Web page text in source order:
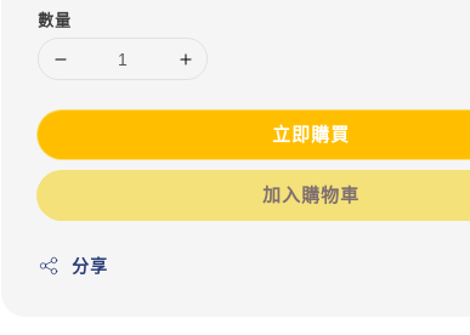
數量
立即購買
加入購物車
分享